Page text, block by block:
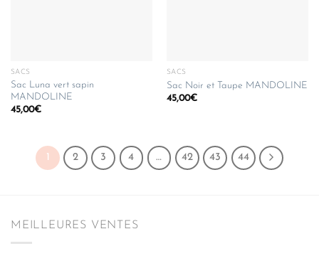
SACS
Sac Luna vert sapin
MANDOLINE
45,00€
SACS
Sac Noir et Taupe MANDOLINE
45,00€
1 2 3 4 … 42 43 44
MEILLEURES VENTES